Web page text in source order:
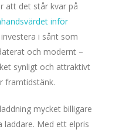
att det står kvar på
inför
i sånt som
och modernt –
synligt och attraktivt
framtidstänk.
mycket billigare
laddare. Med ett elpris